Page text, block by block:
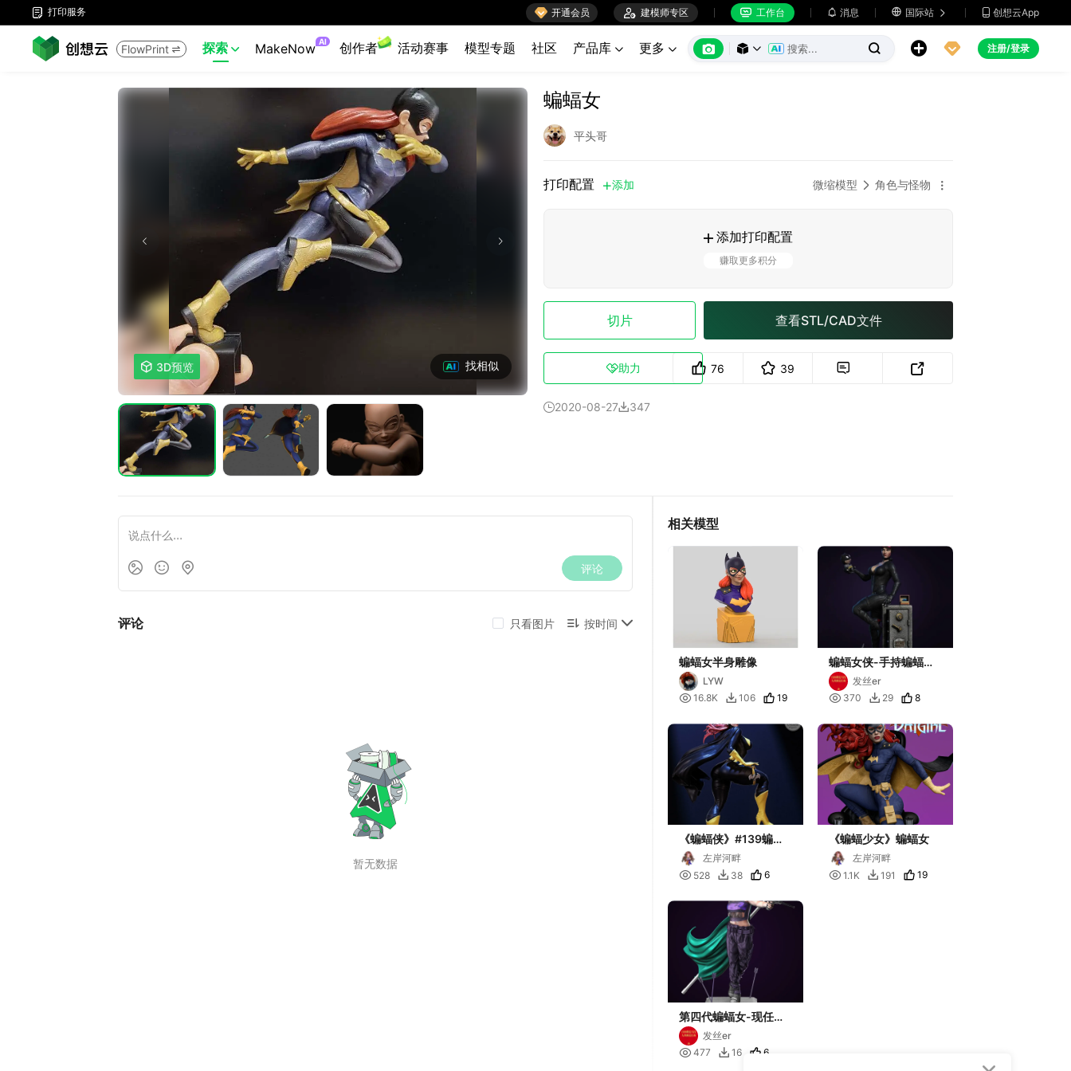
 打印服务  开通会员  建模师专区  工作台  消息  国际站   创想云App
FlowPrint  探索  MakeNow AI 创作者 活动赛事 模型专题 社区 产品库  更多        注册/登录
 3D预览 找相似
蝙蝠女
平头哥
打印配置 添加 微缩模型  角色与怪物 
 添加打印配置
赚取更多积分
切片 查看STL/CAD文件
助力 76 39  
2020-08-27347
相关模型
蝙蝠女半身雕像
LYW
 16.8K  106 19
蝙蝠女侠-手持蝙蝠侠
玩偶-带场景
发丝er
 370  29 8
《蝙蝠侠》#139蝙蝠
女孩
左岸河畔
 528  38 6
《蝙蝠少女》蝙蝠女
左岸河畔
 1.1K  191 19
第四代蝙蝠女-现任女
猎手-猛禽小队-海伦娜
·贝蒂内利
发丝er
 477  16 6